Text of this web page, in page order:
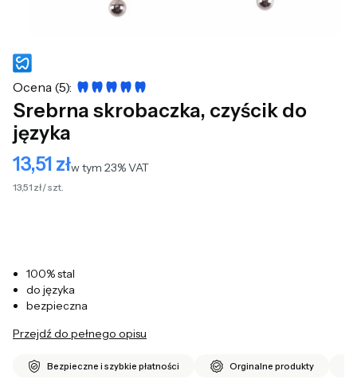
Ocena (5):
Srebrna skrobaczka, czyścik do
języka
Cena
13,51 złw tym 23% VAT
w tym 23%VAT
13,51 zł / szt.
100% stal
do języka
bezpieczna
Przejdź do pełnego opisu
Bezpieczne i szybkie płatności Orginalne produkty